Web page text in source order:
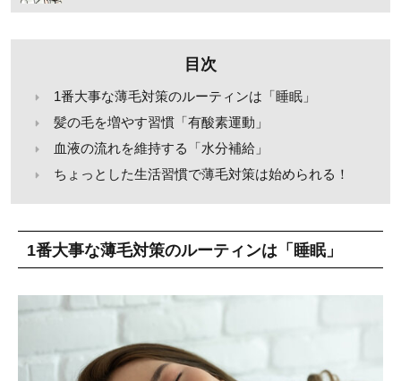
目次
1番大事な薄毛対策のルーティンは「睡眠」
髪の毛を増やす習慣「有酸素運動」
血液の流れを維持する「水分補給」
ちょっとした生活習慣で薄毛対策は始められる！
1番大事な薄毛対策のルーティンは「睡眠」